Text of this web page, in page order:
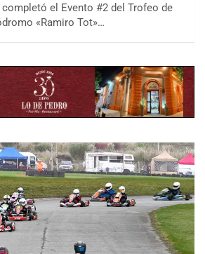
completó el Evento #2 del Trofeo de
«Ramiro Tot»…